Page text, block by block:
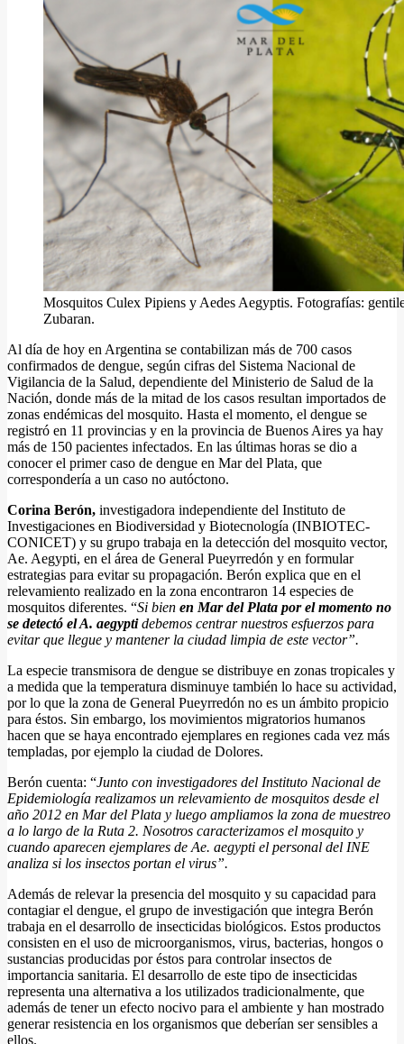
Mosquitos Culex Pipiens y Aedes Aegyptis. Fotografías:
Zubaran.
Al día de hoy en Argentina se contabilizan más de 700 casos
confirmados de dengue, según cifras del Sistema Nacional de
Vigilancia de la Salud, dependiente del Ministerio de Salud de la
Nación, donde más de la mitad de los casos resultan importados de
zonas endémicas del mosquito. Hasta el momento, el dengue se
registró en 11 provincias y en la provincia de Buenos Aires ya hay
más de 150 pacientes infectados. En las últimas horas se dio a
conocer el primer caso de dengue en Mar del Plata, que
correspondería a un caso no autóctono.
Corina Berón, investigadora independiente del Instituto de
Investigaciones en Biodiversidad y Biotecnología (INBIOTEC-
CONICET) y su grupo trabaja en la detección del mosquito vector,
Ae. Aegypti, en el área de General Pueyrredón y en formular
estrategias para evitar su propagación. Berón explica que en el
relevamiento realizado en la zona encontraron 14 especies de
mosquitos diferentes. “Si bien en Mar del Plata por el momento no
se detectó el A. aegyptidebemos centrar nuestros esfuerzos para
evitar que llegue y mantener la ciudad limpia de este vector”.
La especie transmisora de dengue se distribuye en zonas tropicales y
a medida que la temperatura disminuye también lo hace su actividad,
por lo que la zona de General Pueyrredón no es un ámbito propicio
para éstos. Sin embargo, los movimientos migratorios humanos
hacen que se haya encontrado ejemplares en regiones cada vez más
templadas, por ejemplo la ciudad de Dolores.
Berón cuenta: “Junto con investigadores del Instituto Nacional de
Epidemiología realizamos un relevamiento de mosquitos desde el
año 2012 en Mar del Plata y luego ampliamos la zona de muestreo
a lo largo de la Ruta 2. Nosotros caracterizamos el mosquito y
cuando aparecen ejemplares de Ae. aegypti el personal del INE
analiza si los insectos portan el virus”.
Además de relevar la presencia del mosquito y su capacidad para
contagiar el dengue, el grupo de investigación que integra Berón
trabaja en el desarrollo de insecticidas biológicos. Estos productos
consisten en el uso de microorganismos, virus, bacterias, hongos o
sustancias producidas por éstos para controlar insectos de
importancia sanitaria. El desarrollo de este tipo de insecticidas
representa una alternativa a los utilizados tradicionalmente, que
además de tener un efecto nocivo para el ambiente y han mostrado
generar resistencia en los organismos que deberían ser sensibles a
ellos.